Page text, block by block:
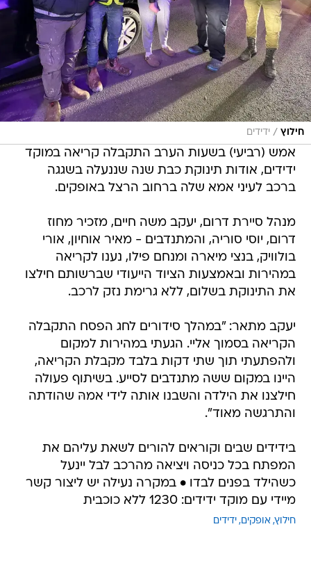
חילוץ / ידידים
אמש (רביעי) בשעות הערב התקבלה קריאה במוקד
ידידים, אודות תינוקת כבת שנה שננעלה בשגגה
ברכב לעיני אמא שלה ברחוב הרצל באופקים.
מנהל סיירת דרום, יעקב משה חיים, מזכיר מחוז
דרום, יוסי סוריה, והמתנדבים - מאיר אוחיון, אורי
בולוויק, בנצי מיארה ומנחם פילו, נענו לקריאה
במהירות ובאמצעות הציוד הייעודי שברשותם חילצו
את התינוקת בשלום, ללא גרימת נזק לרכב.
יעקב מתאר: "במהלך סידורים לחג הפסח התקבלה
הקריאה בסמוך אליי. הגעתי במהירות למקום
ולהפתעתי תוך שתי דקות בלבד מקבלת הקריאה,
היינו במקום ששה מתנדבים לסייע. בשיתוף פעולה
חילצנו את הילדה והשבנו אותה לידי אמהּ שהודתה
והתרגשה מאוד".
בידידים שבים וקוראים להורים לשאת עליהם את
המפתח בכל כניסה ויציאה מהרכב לבל יינעל
כשהילד בפנים לבדו • במקרה נעילה יש ליצור קשר
מיידי עם מוקד ידידים: 1230 ללא כוכבית
חילוץ אופקים ידידים